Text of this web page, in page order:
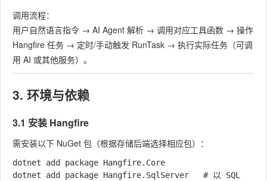
调用流程：
用户自然语言指令 → AI Agent 解析 → 调用对应工具函数 → 操作
Hangfire 任务 → 定时/手动触发 RunTask → 执行实际任务（可调
用 AI 或其他服务）。
3. 环境与依赖
3.1 安装 Hangfire
需安装以下 NuGet 包（根据存储后端选择相应包）：
dotnet add package Hangfire.Core
dotnet add package Hangfire.SqlServer   # 以 SQL